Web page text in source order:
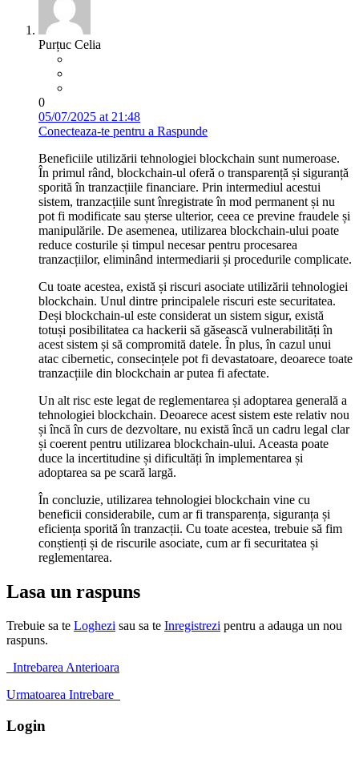
Purțuc Celia
0
05/07/2025 at 21:48
Conecteaza-te pentru a Raspunde
Beneficiile utilizării tehnologiei blockchain sunt numeroase.
În primul rând, blockchain-ul oferă o transparență și siguranță
sporită în tranzacțiile financiare. Prin intermediul acestui
sistem, tranzacțiile sunt înregistrate în mod permanent și nu
pot fi modificate sau șterse ulterior, ceea ce previne fraudele și
manipulările. De asemenea, utilizarea blockchain-ului poate
reduce costurile și timpul necesar pentru procesarea
tranzacțiilor, eliminând intermediarii și procedurile complicate.
Cu toate acestea, există și riscuri asociate utilizării tehnologiei
blockchain. Unul dintre principalele riscuri este securitatea.
Deși blockchain-ul este considerat un sistem sigur, există
totuși posibilitatea ca hackerii să găsească vulnerabilități în
acest sistem și să compromită datele. În plus, în cazul unui
atac cibernetic, consecințele pot fi devastatoare, deoarece toate
tranzacțiile din blockchain ar putea fi afectate.
Un alt risc este legat de reglementarea și adoptarea generală a
tehnologiei blockchain. Deoarece acest sistem este relativ nou
și încă în curs de dezvoltare, nu există încă un cadru legal clar
și coerent pentru utilizarea blockchain-ului. Aceasta poate
duce la incertitudine și dificultăți în implementarea și
adoptarea sa pe scară largă.
În concluzie, utilizarea tehnologiei blockchain vine cu
beneficii considerabile, cum ar fi transparența, siguranța și
eficiența sporită în tranzacții. Cu toate acestea, trebuie să fim
conștienți și de riscurile asociate, cum ar fi securitatea și
reglementarea.
Lasa un raspuns
Trebuie sa te Loghezi sau sa te Inregistrezi pentru a adauga un nou
raspuns.
Intrebarea Anterioara
Urmatoarea Intrebare
Login